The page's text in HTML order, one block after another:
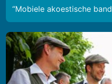
Mobiele akoestische band